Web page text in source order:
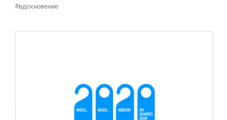
#вдохновение